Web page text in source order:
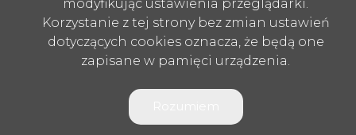
modyfikując ustawienia przeglądarki.
Korzystanie z tej strony bez zmian ustawień
dotyczących cookies oznacza, że będą one
zapisane w pamięci urządzenia.